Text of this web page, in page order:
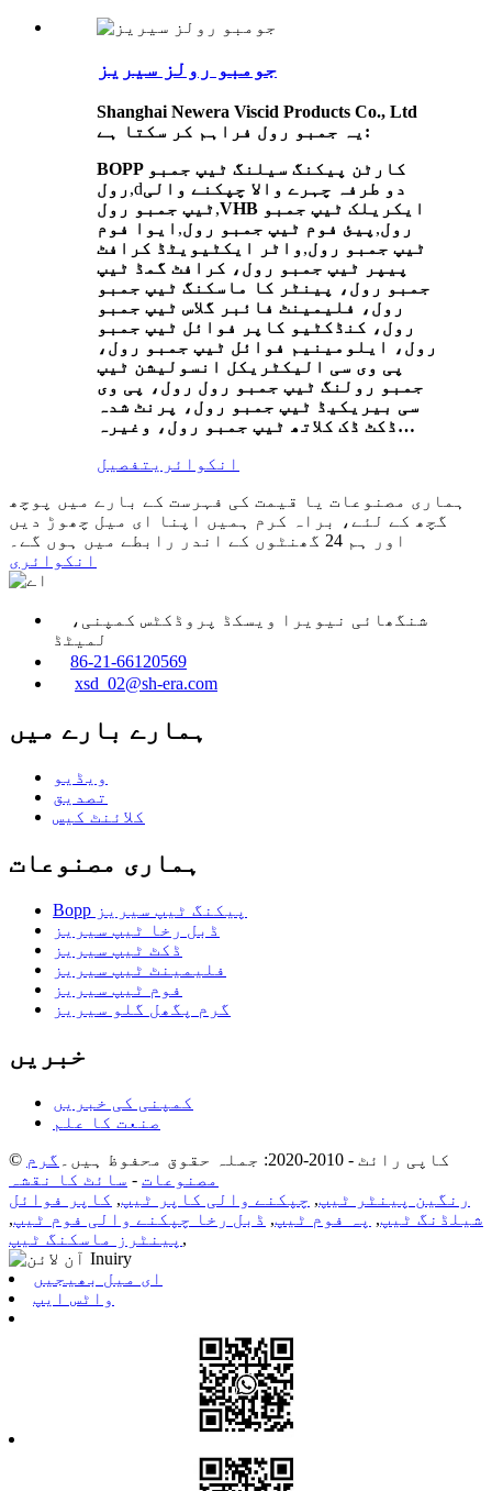
جومبو رولز سیریز
Shanghai Newera Viscid Products Co., Ltd
یہ جمبو رول فراہم کر سکتا ہے:
BOPP کارٹن پیکنگ سیلنگ ٹیپ جمبو
رول ,dدو طرفہ چہرے والا چپکنے والی
ٹیپ جمبو رول,VHB ایکریلک ٹیپ جمبو
رول, پیئ فوم ٹیپ جمبو رول, ایوا فوم
ٹیپ جمبو رول,واٹر ایکٹیویٹڈ کرافٹ
پیپر ٹیپ جمبو رول، کرافٹ گمڈ ٹیپ
جمبو رول، پینٹر کا ماسکنگ ٹیپ جمبو
رول، فلیمینٹ فائبر گلاس ٹیپ جمبو
رول، کنڈکٹیو کاپر فوائل ٹیپ جمبو
رول، ایلومینیم فوائل ٹیپ جمبو رول،
پی وی سی الیکٹریکل انسولیشن ٹیپ
جمبو رولنگ ٹیپ جمبو رول رول، پی وی
سی بیریکیڈ ٹیپ جمبو رول، پرنٹ شدہ
ڈکٹ ڈک کلاتھ ٹیپ جمبو رول، وغیرہ…
انکوائری تفصیل
ہماری مصنوعات یا قیمت کی فہرست کے بارے میں پوچھ
گچھ کے لئے، براہ کرم ہمیں اپنا ای میل چھوڑ دیں
اور ہم 24 گھنٹوں کے اندر رابطے میں ہوں گے۔
انکوائری
شنگھائی نیویرا ویسکڈ پروڈکٹس کمپنی،
لمیٹڈ
86-21-66120569
xsd_02@sh-era.com
ہمارے بارے میں
ویڈیو
تصدیق
کلائنٹ کیس
ہماری مصنوعات
Bopp پیکنگ ٹیپ سیریز
ڈبل رخا ٹیپ سیریز
ڈکٹ ٹیپ سیریز
فلیمینٹ ٹیپ سیریز
فوم ٹیپ سیریز
گرم پگھل گلو سیریز
خبریں
کمپنی کی خبریں
صنعت کا علم
© کاپی رائٹ - 2010-2020: جملہ حقوق محفوظ ہیں۔
گرم
مصنوعات - سائٹ کا نقشہ
رنگین پینٹر ٹیپ, چپکنے والی کاپر ٹیپ, کاپر فوائل
شیلڈنگ ٹیپ, پہ فوم ٹیپ, ڈبل رخا چپکنے والی فوم ٹیپ,
پینٹرز ماسکنگ ٹیپ ,
ای میل بھیجیں
واٹس ایپ